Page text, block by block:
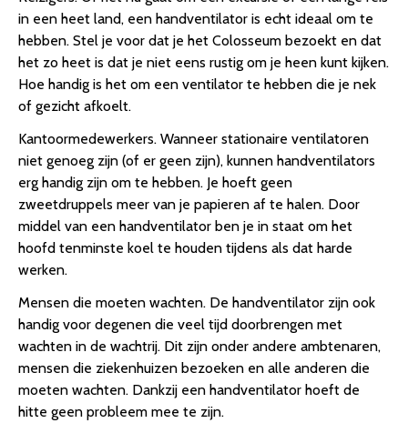
in een heet land, een handventilator is echt ideaal om te
hebben. Stel je voor dat je het Colosseum bezoekt en dat
het zo heet is dat je niet eens rustig om je heen kunt kijken.
Hoe handig is het om een ventilator te hebben die je nek
of gezicht afkoelt.
Kantoormedewerkers. Wanneer stationaire ventilatoren
niet genoeg zijn (of er geen zijn), kunnen handventilators
erg handig zijn om te hebben. Je hoeft geen
zweetdruppels meer van je papieren af te halen. Door
middel van een handventilator ben je in staat om het
hoofd tenminste koel te houden tijdens als dat harde
werken.
Mensen die moeten wachten. De handventilator zijn ook
handig voor degenen die veel tijd doorbrengen met
wachten in de wachtrij. Dit zijn onder andere ambtenaren,
mensen die ziekenhuizen bezoeken en alle anderen die
moeten wachten. Dankzij een handventilator hoeft de
hitte geen probleem mee te zijn.